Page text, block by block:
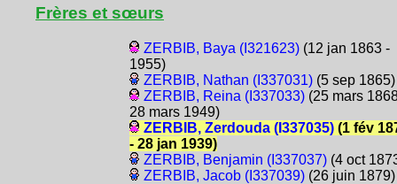
Frères et sœurs
ZERBIB, Baya (I321623)(12 jan 1863 -
1955)
ZERBIB, Nathan (I337031)(5 sep 1865)
ZERBIB, Reina (I337033)(25 mars
28 mars 1949)
ZERBIB, Zerdouda (I337035)(1 fév
- 28 jan 1939)
ZERBIB, Benjamin (I337037)(4 oct
ZERBIB, Jacob (I337039)(26 juin 1879)